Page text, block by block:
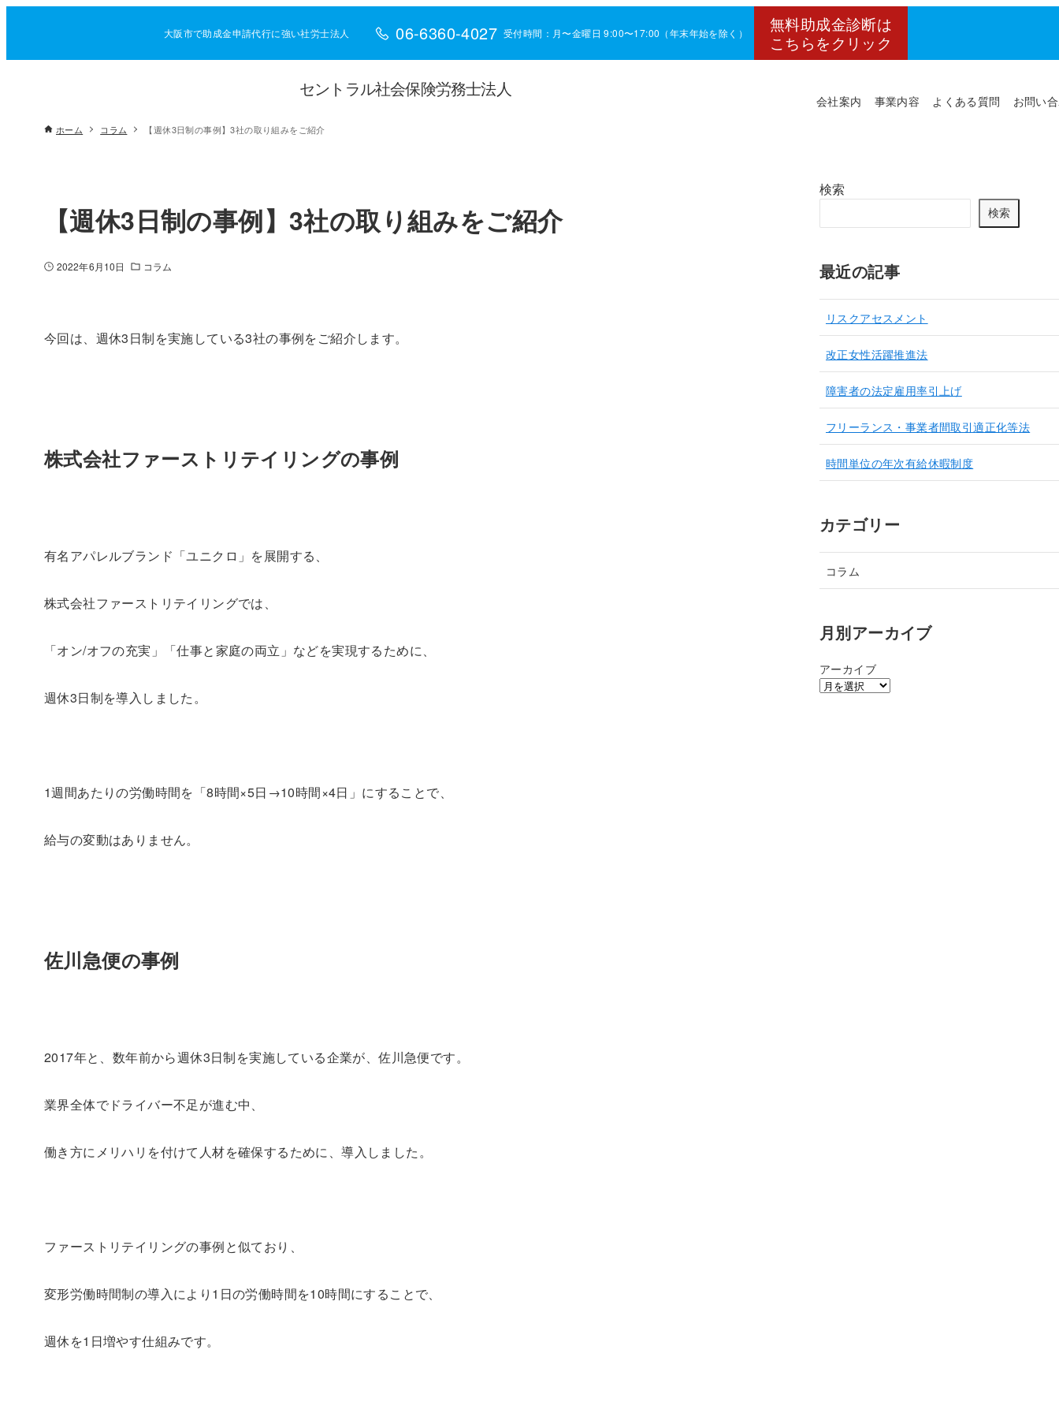
大阪市で助成金申請代行に強い社労士法人 06-6360-4027 受付時間：月〜金曜日 9:00〜17:00（年末年始を除く）
無料助成金診断は
こちらをクリック
セントラル社会保険労務士法人
会社案内 事業内容 よくある質問 お問い
ホーム コラム 【週休3日制の事例】3社の取り組みをご紹介
【週休3日制の事例】3社の取り組みをご紹介
2022年6月10日 コラム
今回は、週休3日制を実施している3社の事例をご紹介します。
株式会社ファーストリテイリングの事例
有名アパレルブランド「ユニクロ」を展開する、
株式会社ファーストリテイリングでは、
「オン/オフの充実」「仕事と家庭の両立」などを実現するために、
週休3日制を導入しました。
1週間あたりの労働時間を「8時間×5日→10時間×4日」にすることで、
給与の変動はありません。
佐川急便の事例
2017年と、数年前から週休3日制を実施している企業が、佐川急便です。
業界全体でドライバー不足が進む中、
働き方にメリハリを付けて人材を確保するために、導入しました。
ファーストリテイリングの事例と似ており、
変形労働時間制の導入により1日の労働時間を10時間にすることで、
週休を1日増やす仕組みです。
検索
検索
最近の記事
リスクアセスメント
改正女性活躍推進法
障害者の法定雇用率引上げ
フリーランス・事業者間取引適正化等法
時間単位の年次有給休暇制度
カテゴリー
コラム
月別アーカイブ
アーカイブ